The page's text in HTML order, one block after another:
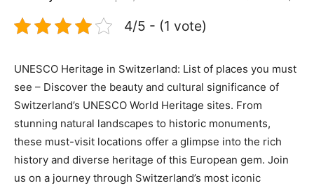
4/5 - (1 vote)
UNESCO Heritage in Switzerland: List of places you must
see – Discover the beauty and cultural significance of
Switzerland’s UNESCO World Heritage sites. From
stunning natural landscapes to historic monuments,
these must-visit locations offer a glimpse into the rich
history and diverse heritage of this European gem. Join
us on a journey through Switzerland’s most iconic